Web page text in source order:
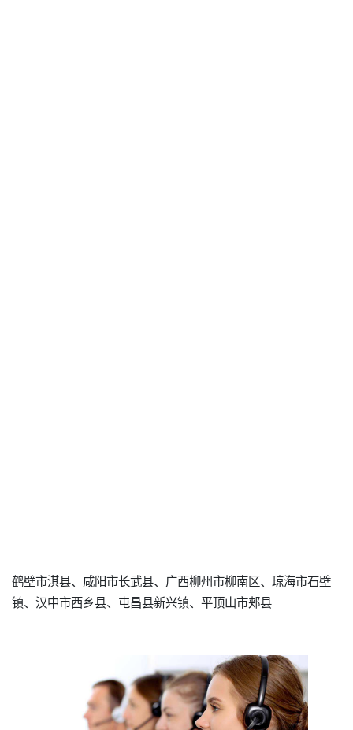
鹤壁市淇县、咸阳市长武县、广西柳州市柳南区、琼海市石壁
镇、汉中市西乡县、屯昌县新兴镇、平顶山市郏县